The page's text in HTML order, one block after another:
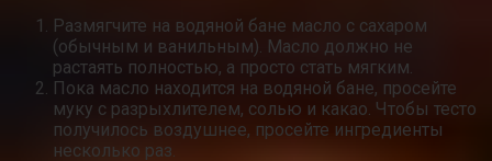
Размягчите на водяной бане масло с сахаром
(обычным и ванильным). Масло должно не
растаять полностью, а просто стать мягким.
Пока масло находится на водяной бане, просейте
муку с разрыхлителем, солью и какао. Чтобы тесто
получилось воздушнее, просейте ингредиенты
несколько раз.